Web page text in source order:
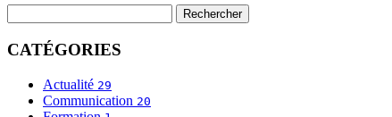
CATÉGORIES
Actualité 29
Communication 20